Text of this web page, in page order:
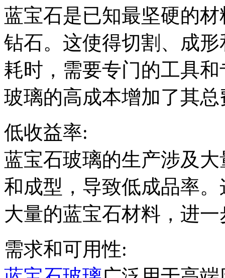
蓝宝石是已知最坚硬的
钻石。这使得切割、成
耗时，需要专门的工具
玻璃的高成本增加了其总
低收益率:
蓝宝石玻璃的生产涉及
和成型，导致低成品率
大量的蓝宝石材料，进
需求和可用性: